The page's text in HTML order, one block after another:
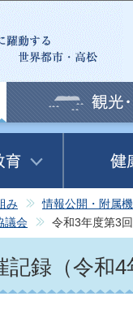
このペー
み 情報公開・附属
議会 令和3年度第3
録（令和4